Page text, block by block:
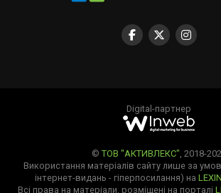
Digital-партнер
© ТОВ "АКТИВЛЕКС" , 2018-
Використання матеріалів сайту лише за
інтернет-видань - гіперпосилання) на
Всі права на матеріали, розміщені на порталі